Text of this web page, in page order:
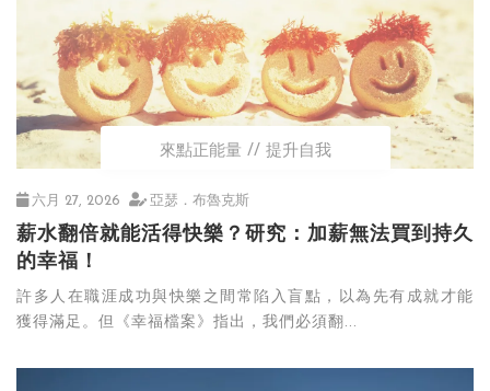
來點正能量 提升自我
六月 27, 2026 亞瑟．布魯克斯
薪水翻倍就能活得快樂？研究：加薪無法買到持久
的幸福！
許多人在職涯成功與快樂之間常陷入盲點，以為先有成就才能
獲得滿足。但《幸福檔案》指出，我們必須翻...